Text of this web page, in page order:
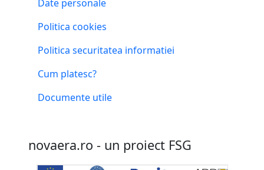
Date personale
Politica cookies
Politica securitatea informatiei
Cum platesc?
Documente utile
novaera.ro - un proiect FSG